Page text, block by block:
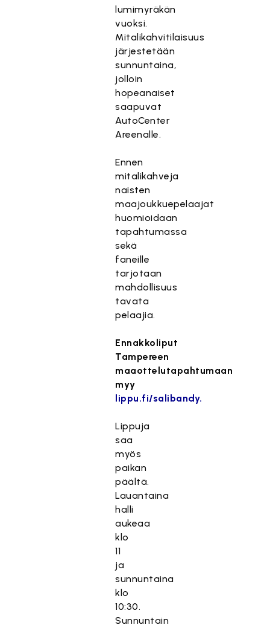
lumimyräkän
vuoksi.
Mitalikahvitilaisuus
järjestetään
sunnuntaina,
jolloin
hopeanaiset
saapuvat
AutoCenter
Areenalle.
Ennen
mitalikahveja
naisten
maajoukkuepelaajat
huomioidaan
tapahtumassa
sekä
faneille
tarjotaan
mahdollisuus
tavata
pelaajia.
Ennakkoliput
Tampereen
maaottelutapahtumaan
myy
lippu.fi/salibandy.
Lippuja
saa
myös
paikan
päältä.
Lauantaina
halli
aukeaa
klo
11
ja
sunnuntaina
klo
10:30.
Sunnuntain